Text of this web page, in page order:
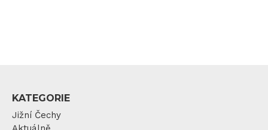
KATEGORIE
Jižní Čechy